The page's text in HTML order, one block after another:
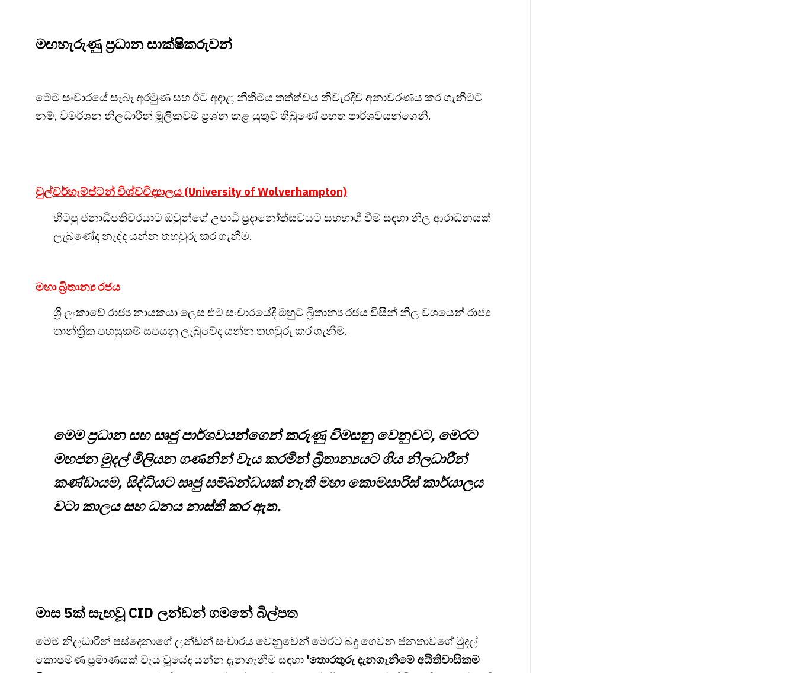
මඟහැරුණු ප්‍රධාන සාක්ෂිකරුවන්
මෙම සංචාරයේ සැබෑ අරමුණ සහ ඊට අදාළ නීතිමය තත්ත්වය නිවැරදිව අනාවරණය කර ගැනීමට
නම්, විමර්ශන නිලධාරීන් මූලිකවම ප්‍රශ්න කළ යුතුව තිබුණේ පහත පාර්ශවයන්ගෙනි.
වුල්වර්හැම්ප්ටන් විශ්වවිද්‍යාලය (University of Wolverhampton)
හිටපු ජනාධිපතිවරයාට ඔවුන්ගේ උපාධි ප්‍රදානෝත්සවයට සහභාගී වීම සඳහා නිල ආරාධනයක්
ලැබුණේද නැද්ද යන්න තහවුරු කර ගැනීම.
මහා බ්‍රිතාන්‍ය රජය
ශ්‍රී ලංකාවේ රාජ්‍ය නායකයා ලෙස එම සංචාරයේදී ඔහුට බ්‍රිතාන්‍ය රජය විසින් නිල වශයෙන් රාජ්‍ය
තාන්ත්‍රික පහසුකම් සපයනු ලැබුවේද යන්න තහවුරු කර ගැනීම.
මෙම ප්‍රධාන සහ සෘජු පාර්ශවයන්ගෙන් කරුණු විමසනු වෙනුවට, මෙරට
මහජන මුදල් මිලියන ගණනින් වැය කරමින් බ්‍රිතාන්‍යයට ගිය නිලධාරීන්
කණ්ඩායම, සිද්ධියට සෘජු සම්බන්ධයක් නැති මහා කොමසාරිස් කාර්යාලය
වටා කාලය සහ ධනය නාස්ති කර ඇත.
මාස 5ක් සැඟවූ CID ලන්ඩන් ගමනේ බිල්පත
මෙම නිලධාරීන් පස්දෙනාගේ ලන්ඩන් සංචාරය වෙනුවෙන් මෙරට බදු ගෙවන ජනතාවගේ මුදල්
කොපමණ ප්‍රමාණයක් වැය වූයේද යන්න දැනගැනීම සඳහා 'තොරතුරු දැනගැනීමේ අයිතිවාසිකම